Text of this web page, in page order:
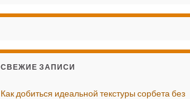
СВЕЖИЕ ЗАПИСИ
Как добиться идеальной текстуры сорбета без